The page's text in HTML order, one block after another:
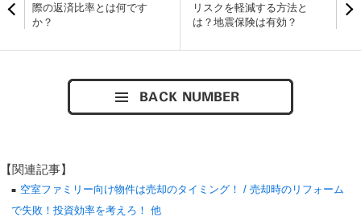
際の返済比率とは何です
か？
リスクを軽減する方法と
は？地震保険は有効？
【関連記事】
空室ファミリー向け物件は売却のタイミング！ / 売却時のリフォーム
で失敗！投資効率を考えろ！ 他